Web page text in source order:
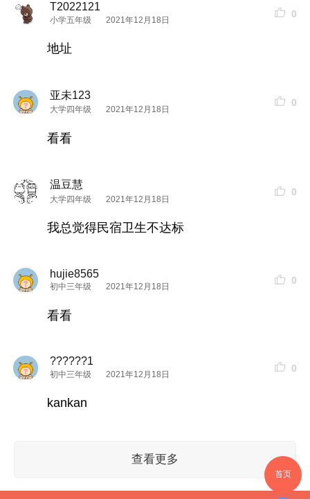
配备一个50人会议室
2.稻香居
客房32间，以“
房间面向
T2022121
小学五年级 2021年12月18日
0
地址
亚未123
大学四年级 2021年12月18日
0
看看
温豆慧
大学四年级 2021年12月18日
0
我总觉得民宿卫生不达标
hujie8565
初中三年级 2021年12月18日
0
看看
??????1
初中三年级 2021年12月18日
0
kankan
查看更多
首页